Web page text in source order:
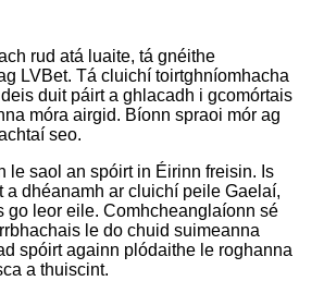
rud atá luaite, tá gnéithe
LVBet. Tá cluichí toirtghníomhacha
duit páirt a ghlacadh i gcomórtais
móra airgid. Bíonn spraoi mór ag
seo.
le saol an spóirt in Éirinn freisin. Is
a dhéanamh ar cluichí peile Gaelaí,
go leor eile. Comhcheanglaíonn sé
le do chuid suimeanna
spóirt againn plódaithe le roghanna
a thuiscint.